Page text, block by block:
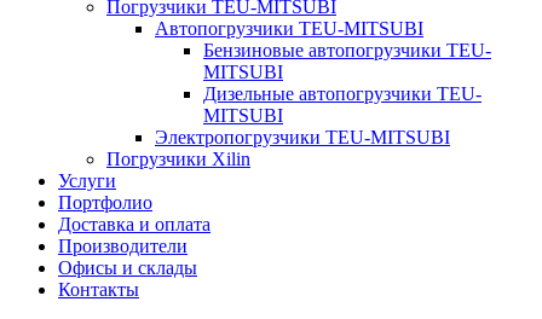
Погрузчики TEU-MITSUBI
Автопогрузчики TEU-MITSUBI
Бензиновые автопогрузчики TEU-
MITSUBI
Дизельные автопогрузчики TEU-
MITSUBI
Электропогрузчики TEU-MITSUBI
Погрузчики Xilin
Услуги
Портфолио
Доставка и оплата
Производители
Офисы и склады
Контакты